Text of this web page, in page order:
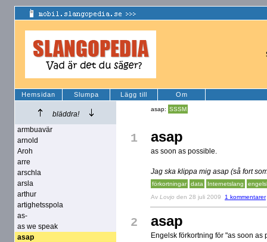
Hemsidan Slumpa Lägg till Om
bläddra!
armbuavär
arnold
Aroh
arre
arschla
arsla
arthur
artighetsspola
as-
as we speak
asap
asap: SSSM
1 asap
as soon as possible.
Jag ska klippa mig asap (så fort
förkortningar data Internetslang
Av Lovjo den 28 juli 2009 1 kommentarer
2 asap
Engelsk förkortning för "as soon